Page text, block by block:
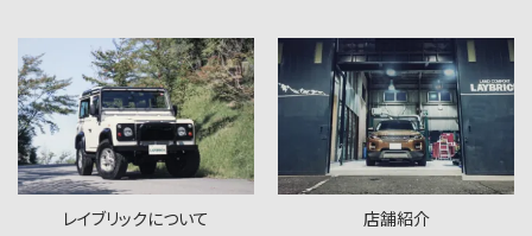
レイブリックについて 店舗紹介